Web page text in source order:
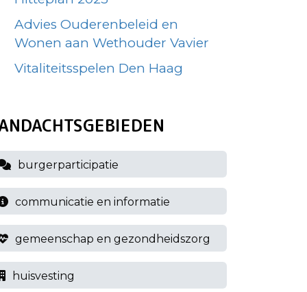
Advies Ouderenbeleid en
Wonen aan Wethouder Vavier
Vitaliteitsspelen Den Haag
burgerparticipatie
communicatie en informatie
gemeenschap en gezondheidszorg
huisvesting